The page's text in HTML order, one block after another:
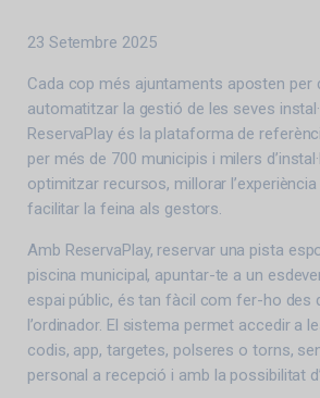
23 Setembre 2025
Cada cop més ajuntaments aposten per
automatitzar la gestió de les seves
ReservaPlay és la plataforma de
per més de 700 municipis i milers
optimitzar recursos, millorar
facilitar la feina als gestors.
Amb ReservaPlay, reservar una pista
piscina municipal, apuntar-te a un
espai públic, és tan fàcil com fer-ho des
l’ordinador. El sistema permet accedir a
codis, app, targetes, polseres o torns,
personal a recepció i amb la possibilitat